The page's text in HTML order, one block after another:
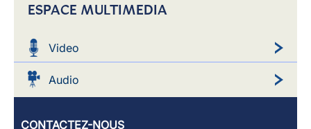
ESPACE MULTIMEDIA
Video
Audio
CONTACTEZ-NOUS